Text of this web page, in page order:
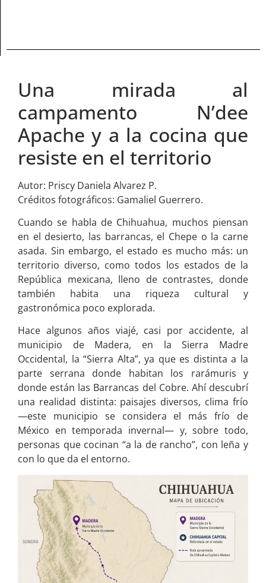
Una mirada al
campamento N’dee
Apache y a la cocina que
resiste en el territorio
Autor: Priscy Daniela Alvarez P.
Créditos fotográficos: Gamaliel Guerrero.
Cuando se habla de Chihuahua, muchos piensan
en el desierto, las barrancas, el Chepe o la carne
asada. Sin embargo, el estado es mucho más: un
territorio diverso, como todos los estados de la
República mexicana, lleno de contrastes, donde
también habita una riqueza cultural y
gastronómica poco explorada.
Hace algunos años viajé, casi por accidente, al
municipio de Madera, en la Sierra Madre
Occidental, la “Sierra Alta”, ya que es distinta a la
parte serrana donde habitan los rarámuris y
donde están las Barrancas del Cobre. Ahí descubrí
una realidad distinta: paisajes diversos, clima frío
—este municipio se considera el más frío de
México en temporada invernal— y, sobre todo,
personas que cocinan “a la de rancho”, con leña y
con lo que da el entorno.